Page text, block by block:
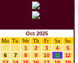
Oct 2025
Mo
Tu We Th Fr Sa
Su
1
2 3 4
5
6
7 8 9 10 11
12